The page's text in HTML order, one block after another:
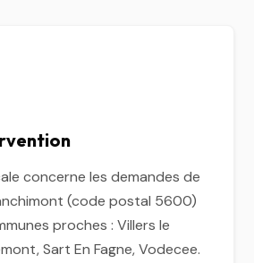
concerne les demandes de
(code postal 5600)
proches : Villers le
Sart En Fagne, Vodecee.